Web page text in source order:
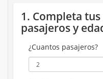
1. Completa
pasajeros y
¿Cuantos pasajeros?